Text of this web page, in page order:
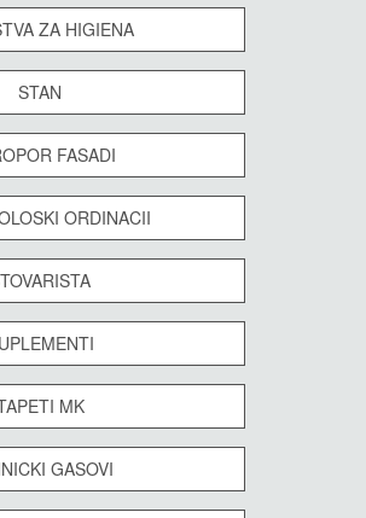
ZA HIGIENA
STAN
FASADI
ORDINACII
MK
GASOVI